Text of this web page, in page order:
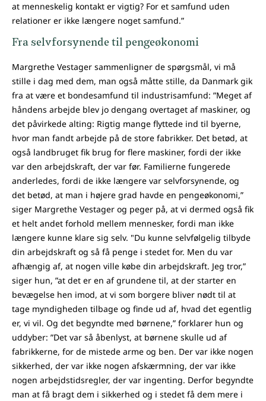
at menneskelig kontakt er vigtig? For et samfund uden
relationer er ikke længere noget samfund.”
Fra selvforsynende til pengeøkonomi
Margrethe Vestager sammenligner de spørgsmål, vi må
stille i dag med dem, man også måtte stille, da Danmark gik
fra at være et bondesamfund til industrisamfund: ”Meget af
håndens arbejde blev jo dengang overtaget af maskiner, og
det påvirkede alting: Rigtig mange flyttede ind til byerne,
hvor man fandt arbejde på de store fabrikker. Det betød, at
også landbruget fik brug for flere maskiner, fordi der ikke
var den arbejdskraft, der var før. Familierne fungerede
anderledes, fordi de ikke længere var selvforsynende, og
det betød, at man i højere grad havde en pengeøkonomi,”
siger Margrethe Vestager og peger på, at vi dermed også fik
et helt andet forhold mellem mennesker, fordi man ikke
længere kunne klare sig selv. "Du kunne selvfølgelig tilbyde
din arbejdskraft og så få penge i stedet for. Men du var
afhængig af, at nogen ville købe din arbejdskraft. Jeg tror,”
siger hun, ”at det er en af grundene til, at der starter en
bevægelse hen imod, at vi som borgere bliver nødt til at
tage myndigheden tilbage og finde ud af, hvad det egentlig
er, vi vil. Og det begyndte med børnene,” forklarer hun og
uddyber: ”Det var så åbenlyst, at børnene skulle ud af
fabrikkerne, for de mistede arme og ben. Der var ikke nogen
sikkerhed, der var ikke nogen afskærmning, der var ikke
nogen arbejdstidsregler, der var ingenting. Derfor begyndte
man at få bragt dem i sikkerhed og i stedet få dem mere i